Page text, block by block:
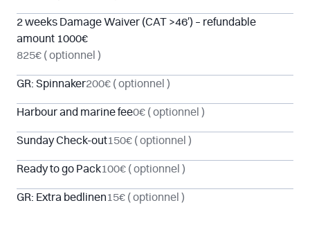
2 weeks Damage Waiver (CAT >46′) – refundable
amount 1000€
825€ ( optionnel )
GR: Spinnaker200€ ( optionnel )
Harbour and marine fee0€ ( optionnel )
Sunday Check-out150€ ( optionnel )
Ready to go Pack100€ ( optionnel )
GR: Extra bedlinen15€ ( optionnel )